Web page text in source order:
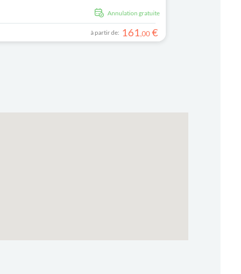
Annulation gratuite
à partir de: 161,00 €